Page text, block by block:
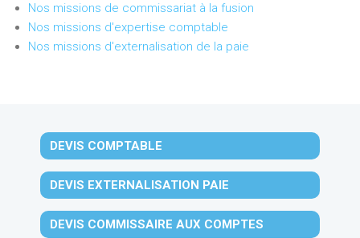
Nos missions de commissariat à la fusion
Nos missions d'expertise comptable
Nos missions d'externalisation de la paie
DEVIS COMPTABLE
DEVIS EXTERNALISATION PAIE
DEVIS COMMISSAIRE AUX COMPTES